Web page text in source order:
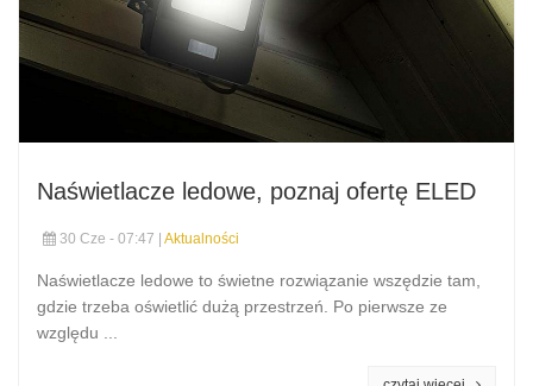
Naświetlacze ledowe, poznaj ofertę ELED
30 Cze - 07:47 | Aktualności
Naświetlacze ledowe to świetne rozwiązanie wszędzie tam,
gdzie trzeba oświetlić dużą przestrzeń. Po pierwsze ze
względu ...